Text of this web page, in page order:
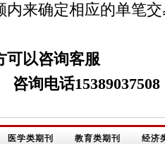
内来确定相应的单笔
可以咨询客服
咨询电话15389037508
医学类期刊 教育类期刊 经济